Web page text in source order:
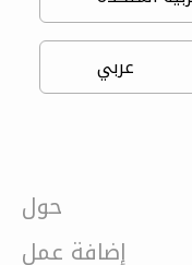
حول
إضافة عمل